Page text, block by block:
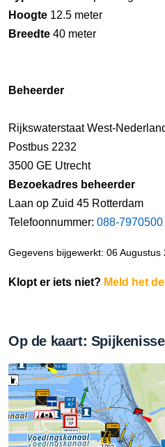
Hoogte 12.5 meter
Breedte 40 meter
Beheerder
Rijkswaterstaat West-
Postbus 2232
3500 GE Utrecht
Bezoekadres beheerder
Laan op Zuid 45 Rotterdam
Telefoonnummer: 088-7970500
Gegevens bijgewerkt: 06 Augustus
Klopt er iets niet? Meld het
Op de kaart: